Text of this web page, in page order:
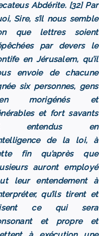
Abdérite. [32] Par
Sire, s’il nous semble
que lettres soient
par devers le
en Jérusalem, qu’il
envoie de chacune
six personnes, gens
morigénés et
et fort savants
entendus en
de la loi, à
fin qu’après que
auront employé
leur entendement à
qu’ils tirent et
ce qui sera
et propre et